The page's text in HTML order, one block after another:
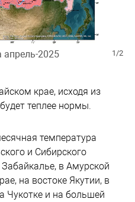
1/2
апрель-2025
крае, исходя из
теплее нормы.
температура
и Сибирского
в Амурской
на востоке Якутии, в
Чукотке и на большей